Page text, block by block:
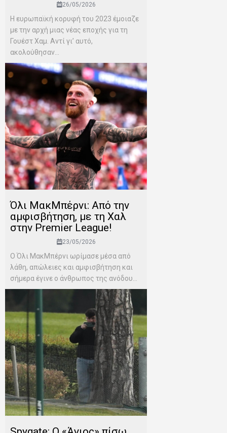
26/05/2026
Η ευρωπαϊκή κορυφή του 2023 έμοιαζε
με την αρχή μιας νέας εποχής για τη
Γουέστ Χαμ. Αντί γι’ αυτό,
ακολούθησαν...
Όλι ΜακΜπέρνι: Aπό την
αμφισβήτηση, με τη Χαλ
στην Premier League!
23/05/2026
Ο Όλι ΜακΜπέρνι ωρίμασε μέσα από
λάθη, απώλειες και αμφισβήτηση και
σήμερα έγινε ο άνθρωπος της ανόδου...